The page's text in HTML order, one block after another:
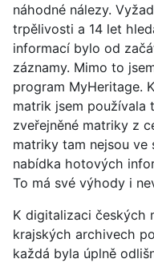
náhodné nálezy.
trpělivosti a 14 let
informací bylo od
záznamy. Mimo to
program MyHeritage.
matrik jsem používala
zveřejněné matriky z
matriky tam nejsou ve
nabídka hotových
To má své výhody i
K digitalizaci českých
krajských archivech
každá byla úplně